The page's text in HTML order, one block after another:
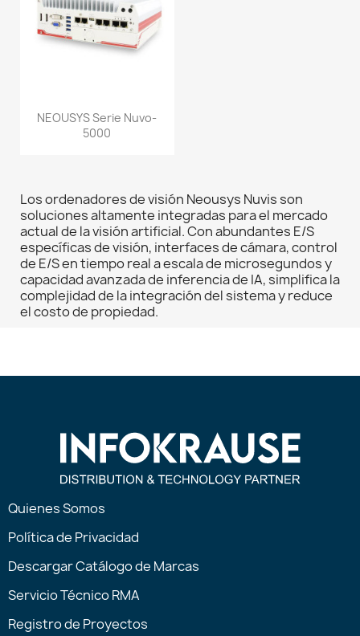
NEOUSYS Serie Nuvo-
5000
Los ordenadores de visión Neousys Nuvis son
soluciones altamente integradas para el mercado
actual de la visión artificial. Con abundantes E/S
específicas de visión, interfaces de cámara, control
de E/S en tiempo real a escala de microsegundos y
capacidad avanzada de inferencia de IA, simplifica la
complejidad de la integración del sistema y reduce
el costo de propiedad.
Quienes Somos
Política de Privacidad
Descargar Catálogo de Marcas
Servicio Técnico RMA
Registro de Proyectos